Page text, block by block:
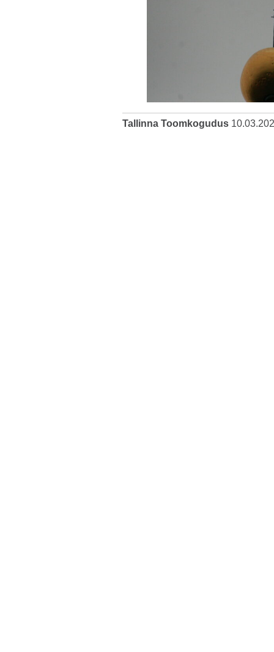
Tallinna Toomkogudus